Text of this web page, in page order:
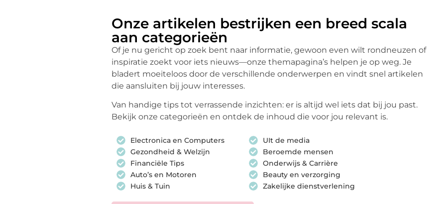
Onze artikelen bestrijken een breed scala
aan categorieën
Of je nu gericht op zoek bent naar informatie, gewoon even wilt rondneuzen of
inspiratie zoekt voor iets nieuws—onze themapagina’s helpen je op weg. Je
bladert moeiteloos door de verschillende onderwerpen en vindt snel artikelen
die aansluiten bij jouw interesses.
Van handige tips tot verrassende inzichten: er is altijd wel iets dat bij jou past.
Bekijk onze categorieën en ontdek de inhoud die voor jou relevant is.
Electronica en Computers
Gezondheid & Welzijn
Financiële Tips
Auto’s en Motoren
Huis & Tuin
UIt de media
Beroemde mensen
Onderwijs & Carrière
Beauty en verzorging
Zakelijke dienstverlening